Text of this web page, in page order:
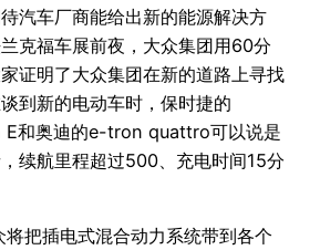
汽车厂商能给出新的能源解决方
克福车展前夜，大众集团用60分
证明了大众集团在新的道路上寻找
到新的电动车时，保时捷的
和奥迪的e-tron quattro可以说是
续航里程超过500、充电时间15分
把插电式混合动力系统带到各个